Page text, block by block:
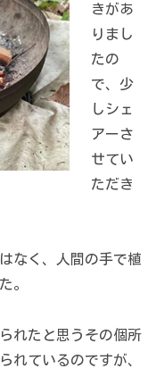
きがあ
りまし
たの
で、少
しシェ
アーさ
せてい
ただき
なく、人間の手で植
。
れたと思うその個所
れているのですが、